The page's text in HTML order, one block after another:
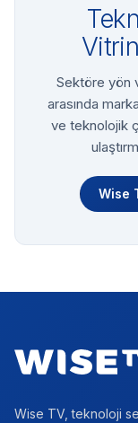
Sektöre yön
arasında
ve teknolojik
Wise
Wise TV, teknoloji